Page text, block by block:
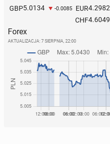
GBP5.0134 -0.0085 EUR4.2982
CHF4.6049
Forex
AKTUALIZACJA: 7 SIERPNIA, 22:00